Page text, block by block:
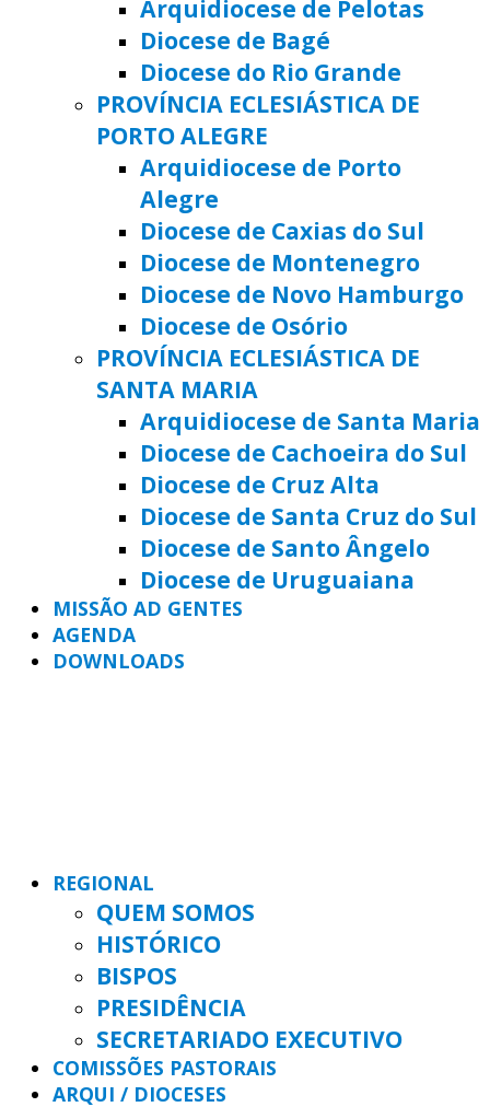
Arquidiocese de Pelotas
Diocese de Bagé
Diocese do Rio Grande
PROVÍNCIA ECLESIÁSTICA DE
PORTO ALEGRE
Arquidiocese de Porto
Alegre
Diocese de Caxias do Sul
Diocese de Montenegro
Diocese de Novo Hamburgo
Diocese de Osório
PROVÍNCIA ECLESIÁSTICA DE
SANTA MARIA
Arquidiocese de Santa Maria
Diocese de Cachoeira do Sul
Diocese de Cruz Alta
Diocese de Santa Cruz do Sul
Diocese de Santo Ângelo
Diocese de Uruguaiana
MISSÃO AD GENTES
AGENDA
DOWNLOADS
REGIONAL
QUEM SOMOS
HISTÓRICO
BISPOS
PRESIDÊNCIA
SECRETARIADO EXECUTIVO
COMISSÕES PASTORAIS
ARQUI / DIOCESES